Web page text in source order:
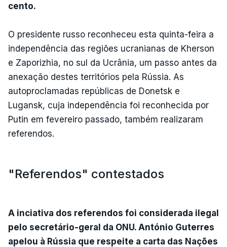
cento.
O presidente russo reconheceu esta quinta-feira a
independência das regiões ucranianas de Kherson
e Zaporizhia, no sul da Ucrânia, um passo antes da
anexação destes territórios pela Rússia. As
autoproclamadas repúblicas de Donetsk e
Lugansk, cuja independência foi reconhecida por
Putin em fevereiro passado, também realizaram
referendos.
"Referendos" contestados
A inciativa dos referendos foi considerada ilegal
pelo secretário-geral da ONU. António Guterres
apelou à Rússia que respeite a carta das Nações